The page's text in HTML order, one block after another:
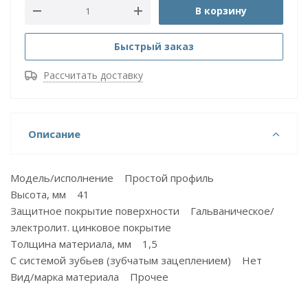
В корзину
Быстрый заказ
Рассчитать доставку
Описание
Модель/исполнение Простой профиль
Высота, мм 41
Защитное покрытие поверхности Гальваническое/
электролит. цинковое покрытие
Толщина материала, мм 1,5
С системой зубьев (зубчатым зацеплением) Нет
Вид/марка материала Прочее